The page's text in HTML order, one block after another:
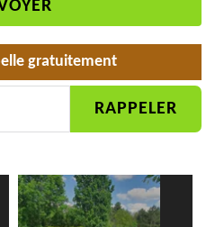
gratuitement